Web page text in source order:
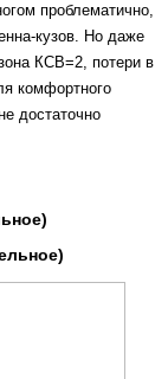
проблематично,
кузов. Но даже
КСВ=2, потери в
комфортного
достаточно